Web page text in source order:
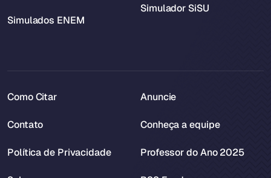
Simulados ENEM
Simulador SiSU
Como Citar
Contato
Política de Privacidade
Anuncie
Conheça a equipe
Professor do Ano 2025